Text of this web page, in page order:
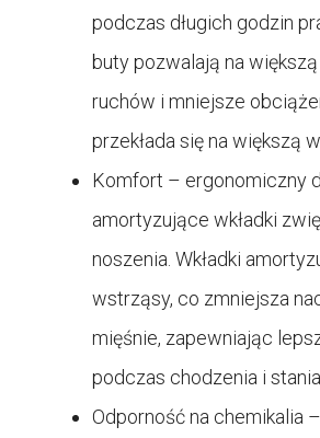
podczas długich godzin
buty pozwalają na
ruchów i mniejsze
przekłada się na większą
Komfort – ergonomiczny
amortyzujące wkładki
noszenia. Wkładki
wstrząsy, co zmniejsza
mięśnie, zapewniając
podczas chodzenia i stania.
Odporność na chemikalia